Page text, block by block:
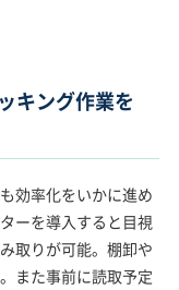
キング作業を
効率化をいかに進め
ーを導入すると目視
取りが可能。棚卸や
また事前に読取予定